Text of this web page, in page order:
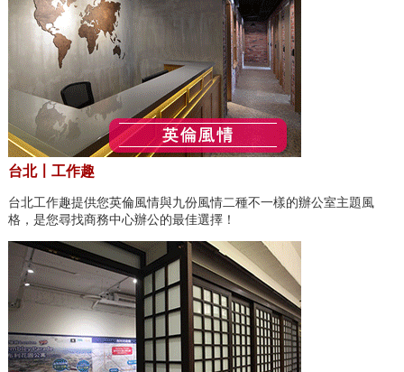
台北〡工作趣
台北工作趣提供您英倫風情與九份風情二種不一樣的辦公室主題風
格，是您尋找商務中心辦公的最佳選擇！